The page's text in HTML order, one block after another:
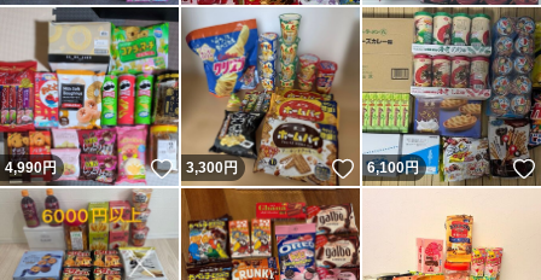
4,990円 いいね！
3,300円 いいね！
6,100円